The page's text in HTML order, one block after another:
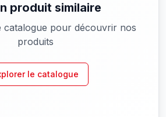
produit similaire
catalogue pour découvrir nos
produits
le catalogue